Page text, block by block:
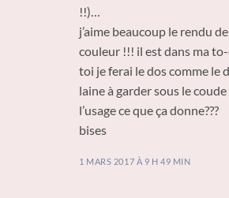
!!)…
j’aime beaucoup le rendu
couleur !!! il est dans ma
toi je ferai le dos comme le
laine à garder sous le
l’usage ce que ça donne???
bises
1 MARS 2017 À 9 H 49 MIN